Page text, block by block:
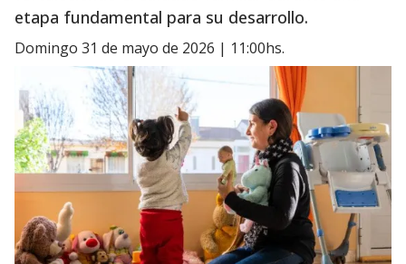
etapa fundamental para su desarrollo.
domingo 31 de mayo de 2026 | 11:00hs.